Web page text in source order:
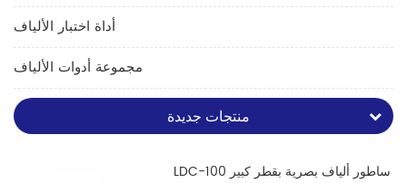
أداة اختبار الألياف
مجموعة أدوات الألياف
منتجات جديدة
LDC-100 ساطور ألياف بصرية بقطر كبير